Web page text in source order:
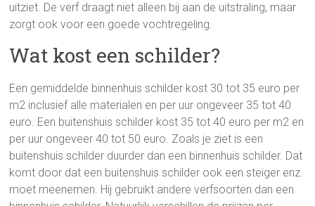
uitziet. De verf draagt niet alleen bij aan de uitstraling, maar
zorgt ook voor een goede vochtregeling.
Wat kost een schilder?
Een gemiddelde binnenhuis schilder kost 30 tot 35 euro per
m2 inclusief alle materialen en per uur ongeveer 35 tot 40
euro. Een buitenshuis schilder kost 35 tot 40 euro per m2 en
per uur ongeveer 40 tot 50 euro. Zoals je ziet is een
buitenshuis schilder duurder dan een binnenhuis schilder. Dat
komt door dat een buitenshuis schilder ook een steiger enz.
moet meenemen. Hij gebruikt andere verfsoorten dan een